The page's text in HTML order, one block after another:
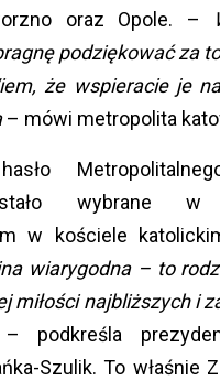
oraz Opole. –
podziękować za
że wspieracie je
– mówi metropolita
wybrane w
w kościele
wiarygodna – to
miłości najbliższych i
– podkreśla
Szulik. To właśnie